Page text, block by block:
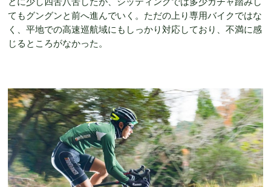
てもグングンと前へ進んでいく。ただの上り専用バイクではな
く、平地での高速巡航域にもしっかり対応しており、不満に感
じるところがなかった。